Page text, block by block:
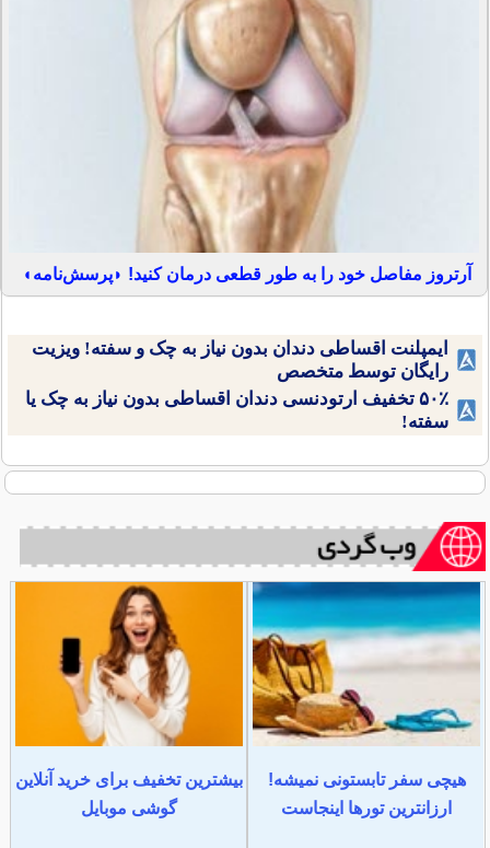
آرتروز مفاصل خود را به طور قطعی درمان کنید! ◗پرسش‌نامه◖
ایمپلنت اقساطی دندان بدون نیاز به چک و سفته! ویزیت
رایگان توسط متخصص
۵۰٪ تخفیف ارتودنسی دندان اقساطی بدون نیاز به چک یا
سفته!
هیچی سفر تابستونی نمیشه!
ارزانترین تورها اینجاست
بیشترین تخفیف برای خرید آنلاین
گوشی موبایل